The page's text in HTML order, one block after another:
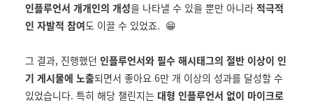
인플루언서 개개인의 개성을 나타낼 수 있을 뿐만 아니라 적극적
인 자발적 참여도 이끌 수 있었죠. 😁
그 결과, 진행했던 인플루언서와 필수 해시태그의 절반 이상이 인
기 게시물에 노출되면서 좋아요 6만 개 이상의 성과를 달성할 수
있었습니다. 특히 해당 챌린지는 대형 인플루언서 없이 마이크로